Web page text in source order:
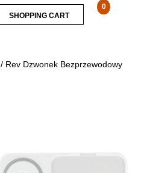
0
SHOPPING CARTSHOPPING
CART
/ Rev Dzwonek Bezprzewodowy